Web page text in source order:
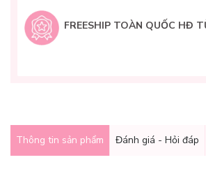
FREESHIP TOÀN QUỐC HĐ
Thông tin sản phẩm Đánh giá - Hỏi đáp